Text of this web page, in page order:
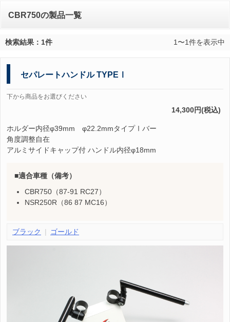
CBR750の製品一覧
検索結果：1件 1〜1件を表示中
セパレートハンドル TYPEⅠ
下から商品をお選びください
14,300円(税込)
ホルダー内径φ39mm φ22.2mmタイプⅠバー
角度調整自在
アルミサイドキャップ付 ハンドル内径φ18mm
適合車種（備考）
CBR750（87-91 RC27）
NSR250R（86 87 MC16）
ブラック ゴールド